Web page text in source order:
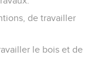
de travailler
le bois et de